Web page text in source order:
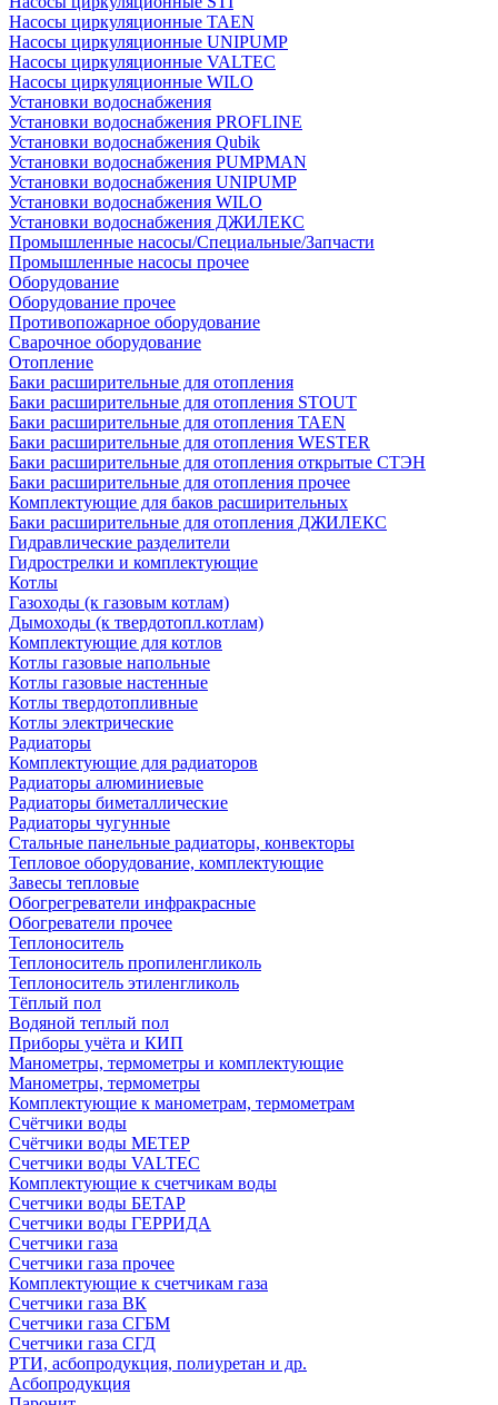
Насосы циркуляционные TAEN
Насосы циркуляционные UNIPUMP
Насосы циркуляционные VALTEC
Насосы циркуляционные WILO
Установки водоснабжения
Установки водоснабжения PROFLINE
Установки водоснабжения Qubik
Установки водоснабжения PUMPMAN
Установки водоснабжения UNIPUMP
Установки водоснабжения WILO
Установки водоснабжения ДЖИЛЕКС
Промышленные насосы/Специальные/Запчасти
Промышленные насосы прочее
Оборудование
Оборудование прочее
Противопожарное оборудование
Сварочное оборудование
Отопление
Баки расширительные для отопления
Баки расширительные для отопления STOUT
Баки расширительные для отопления TAEN
Баки расширительные для отопления WESTER
Баки расширительные для отопления открытые СТЭН
Баки расширительные для отопления прочее
Комплектующие для баков расширительных
Баки расширительные для отопления ДЖИЛЕКС
Гидравлические разделители
Гидрострелки и комплектующие
Котлы
Газоходы (к газовым котлам)
Дымоходы (к твердотопл.котлам)
Комплектующие для котлов
Котлы газовые напольные
Котлы газовые настенные
Котлы твердотопливные
Котлы электрические
Радиаторы
Комплектующие для радиаторов
Радиаторы алюминиевые
Радиаторы биметаллические
Радиаторы чугунные
Стальные панельные радиаторы, конвекторы
Тепловое оборудование, комплектующие
Завесы тепловые
Обогрегреватели инфракрасные
Обогреватели прочее
Теплоноситель
Теплоноситель пропиленгликоль
Теплоноситель этиленгликоль
Тёплый пол
Водяной теплый пол
Приборы учёта и КИП
Манометры, термометры и комплектующие
Манометры, термометры
Комплектующие к манометрам, термометрам
Счётчики воды
Счётчики воды МЕТЕР
Счетчики воды VALTEC
Комплектующие к счетчикам воды
Счетчики воды БЕТАР
Счетчики воды ГЕРРИДА
Счетчики газа
Счетчики газа прочее
Комплектующие к счетчикам газа
Счетчики газа ВК
Счетчики газа СГБМ
Счетчики газа СГД
РТИ, асбопродукция, полиуретан и др.
Асбопродукция